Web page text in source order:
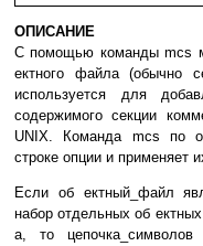
ОПИСАНИЕ
С помощью команды mcs
ектного файла (обычно
используется для
содержимого секции
UNIX. Команда mcs по
строке опции и применяет
Если об ектный_файл
набор отдельных об
a, то цепочка_символов